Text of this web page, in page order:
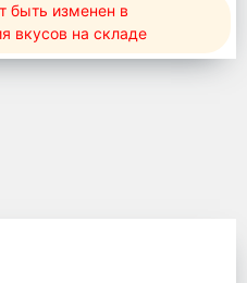
быть изменен в
вкусов на складе